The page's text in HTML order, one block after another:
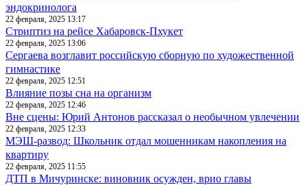
эндокринолога
22 февраля, 2025 13:17
Стриптиз на рейсе Хабаровск-Пхукет
22 февраля, 2025 13:06
Сергаева возглавит российскую сборную по художественной
гимнастике
22 февраля, 2025 12:51
Влияние позы сна на организм
22 февраля, 2025 12:46
Вне сцены: Юрий Антонов рассказал о необычном увлечении
22 февраля, 2025 12:33
МЭШ-развод: Школьник отдал мошенникам накопления на
квартиру
22 февраля, 2025 11:55
ДТП в Мичуринске: виновник осужден, врио главы